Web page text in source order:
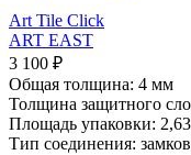
Art Tile Click
ART EAST
3 100 ₽
Общая толщина: 4 мм
Толщина защитного
Площадь упаковки:
Тип соединения: